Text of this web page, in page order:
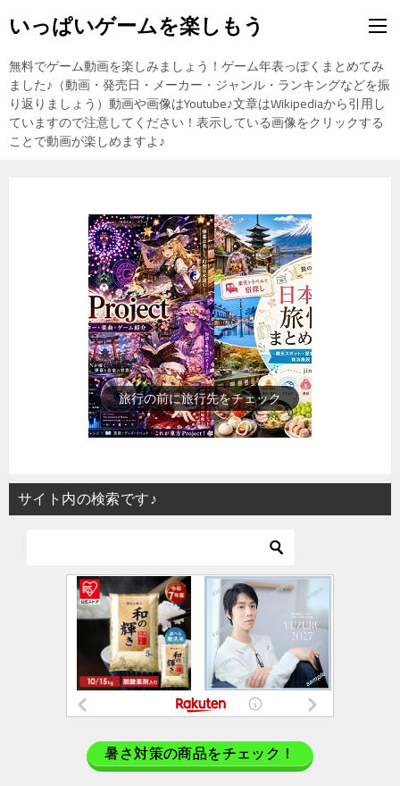
いっぱいゲームを楽しもう
無料でゲーム動画を楽しみましょう！ゲーム年表っぽくまとめてみ
ました♪（動画・発売日・メーカー・ジャンル・ランキングなどを振
り返りましょう）動画や画像はYoutube♪文章はWikipediaから引用し
ていますので注意してください！表示している画像をクリックする
ことで動画が楽しめますよ♪
旅行の前に旅行先をチェック
サイト内の検索です♪
暑さ対策の商品をチェック！